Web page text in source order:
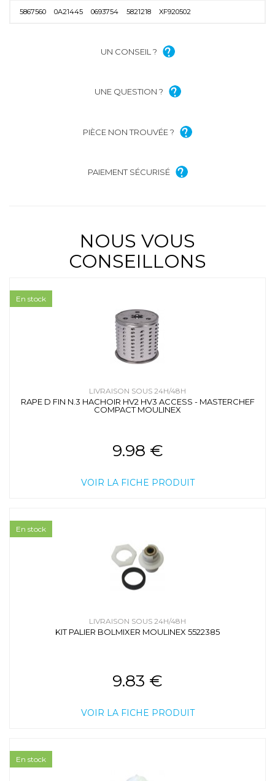
5867560 0A21445 0693754 5821218 XF920502
UN CONSEIL ?
UNE QUESTION ?
PIÈCE NON TROUVÉE ?
PAIEMENT SÉCURISÉ
NOUS VOUS
CONSEILLONS
LIVRAISON SOUS 24H/48H
RAPE D FIN N.3 HACHOIR HV2 HV3 ACCESS - MASTERCHEF
COMPACT MOULINEX
9.98 €
VOIR LA FICHE PRODUIT
En stock
LIVRAISON SOUS 24H/48H
KIT PALIER BOLMIXER MOULINEX 5522385
9.83 €
VOIR LA FICHE PRODUIT
En stock
En stock